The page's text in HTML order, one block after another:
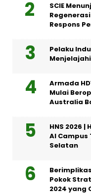
SCIE
Respons
Pelaku
Armada
Mulai
Australia
HNS 2026
AI
Selatan
Pokok
2024 yang